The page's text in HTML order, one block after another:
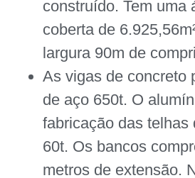
construído. Tem uma
coberta de
largura 90m de
As vigas de concreto
de aço 650t. O
fabricação das telhas
60t. Os bancos
metros de extensão.